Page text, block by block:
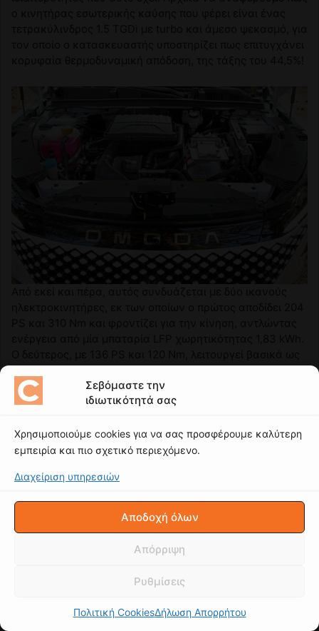
Σεβόμαστε την
ιδιωτικότητά σας
Χρησιμοποιούμε cookies για να σας προσφέρουμε καλύτερη
εμπειρία και πιο σχετικό περιεχόμενο.
Διαχείριση υπηρεσιών
Αποδοχή όλων
Απόρριψη
Ρυθμίσεις
Πολιτική CookiesΔήλωση Απορρήτου